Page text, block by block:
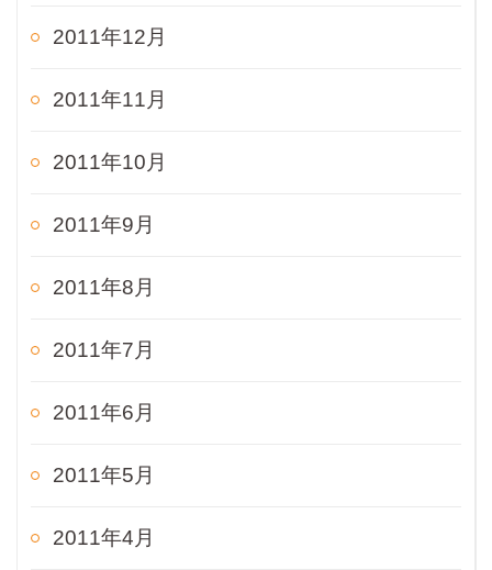
2011年12月
2011年11月
2011年10月
2011年9月
2011年8月
2011年7月
2011年6月
2011年5月
2011年4月